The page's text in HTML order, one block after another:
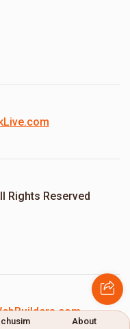
Rights Reserved
About